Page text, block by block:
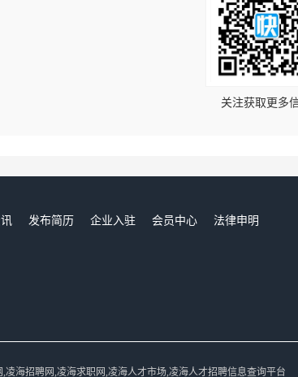
关注获取更多
发布简历 企业入驻 会员中心
法律申明
,凌海招聘网,凌海求职网,凌海人才市场,凌海人才招聘信息查询平台